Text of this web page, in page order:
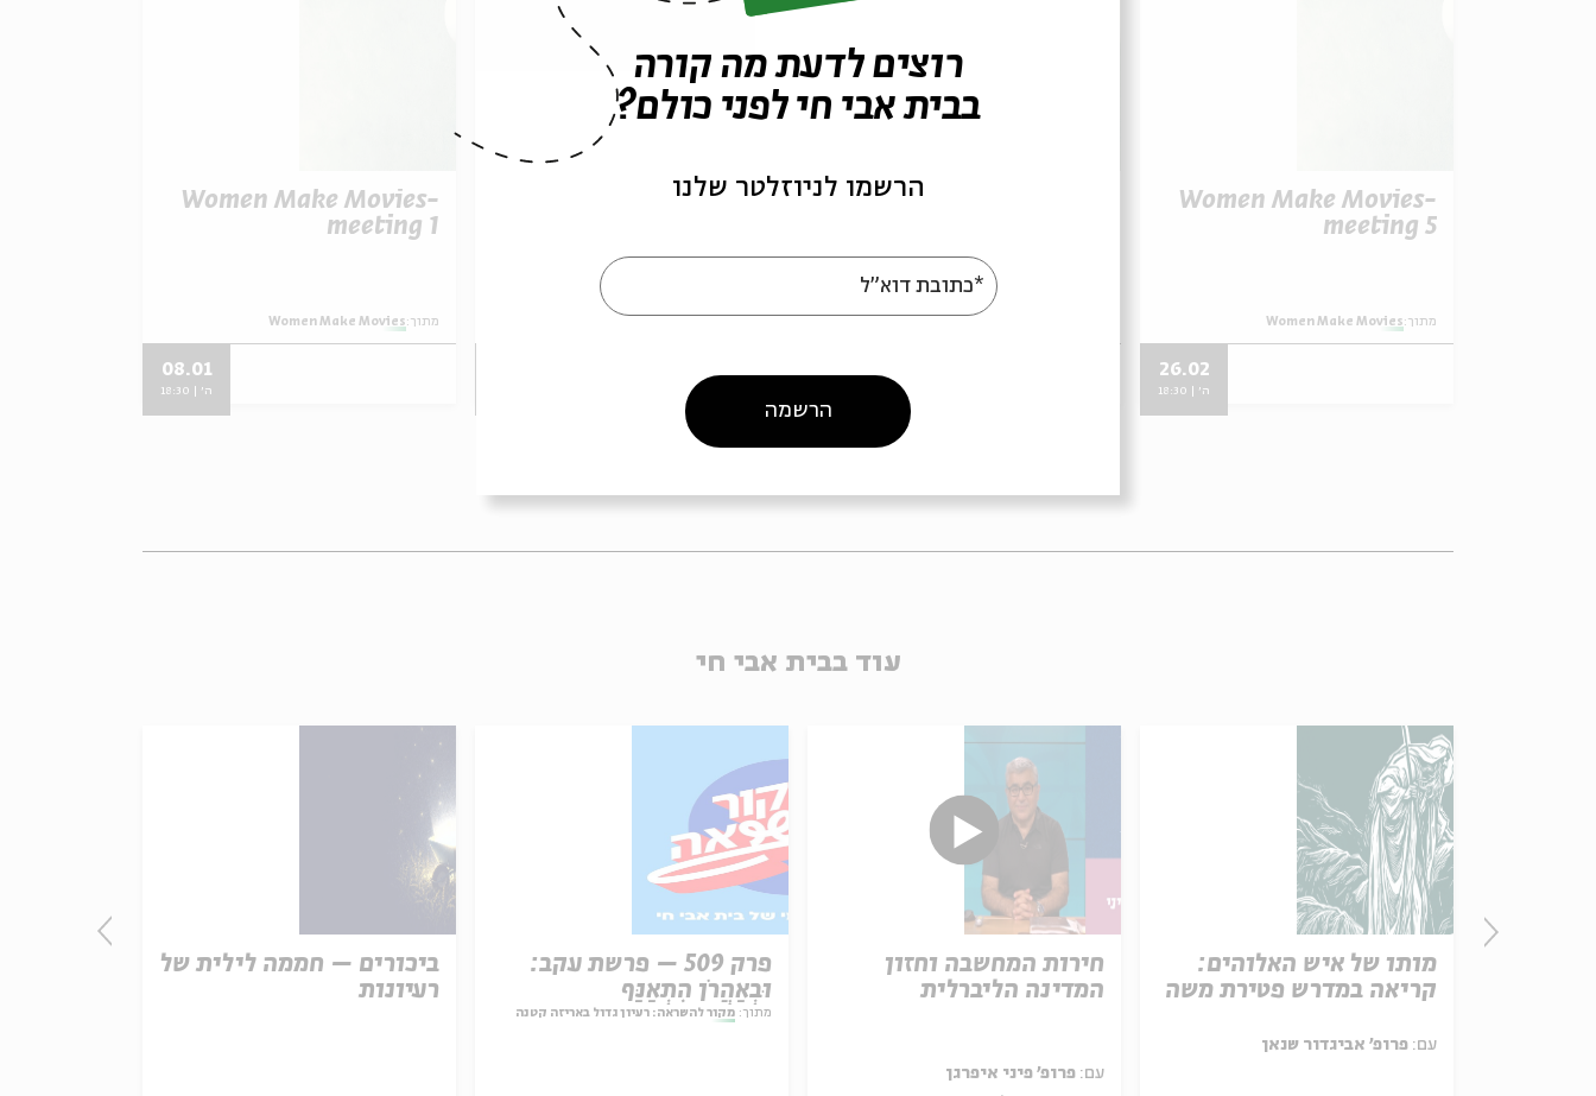
Women Make Movies-
meeting 5
מתוך: Women Make Movies
26.02
ה' | 18:30
Women Make Movies-
Women Make Movies-
Women Make Movies-
meeting 1
מתוך: Women Make Movies
08.01
ה' | 18:30
עוד בבית אבי חי
ביכורים – חממה לילית של
רעיונות
פרק 509 – פרשת עקב:
וּבְאַהֲרֹן הִתְאַנַּף
מתוך: מקור להשראה: רעיון גדול באריזה קטנה
חירות המחשבה וחזון
המדינה הליברלית
עם: פרופ' פיני איפרגן
מותו של איש האלוהים:
קריאה במדרש פטירת משה
עם:
רוצים לדעת מה קורה
בבית אבי חי לפני כולם?
הרשמו לניוזלטר שלנו
*כתובת דוא"ל
הרשמה